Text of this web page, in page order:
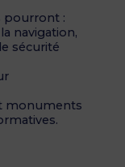
pourront :
navigation,
sécurité
monuments